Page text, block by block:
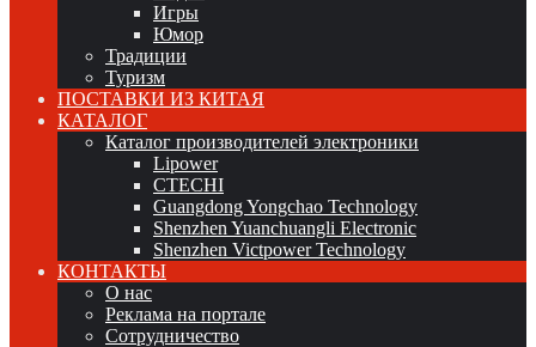
Игры
Юмор
Традиции
Туризм
ПОСТАВКИ ИЗ КИТАЯ
КАТАЛОГ
Каталог производителей электроники
Lipower
CTECHI
Guangdong Yongchao Technology
Shenzhen Yuanchuangli Electronic
Shenzhen Victpower Technology
КОНТАКТЫ
О нас
Реклама на портале
Сотрудничество